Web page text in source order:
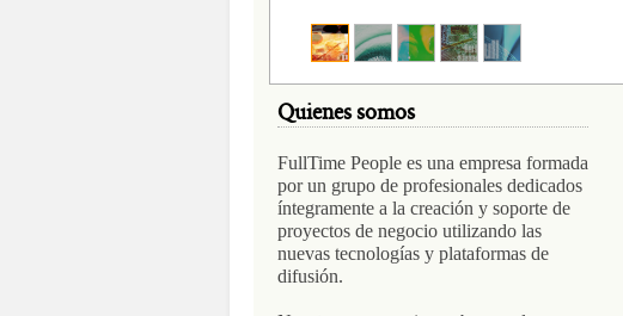
La idea es vincular…
Quienes somos
FullTime People es una empresa formada
por un grupo de profesionales dedicados
íntegramente a la creación y soporte de
proyectos de negocio utilizando las
nuevas tecnologías y plataformas de
difusión.